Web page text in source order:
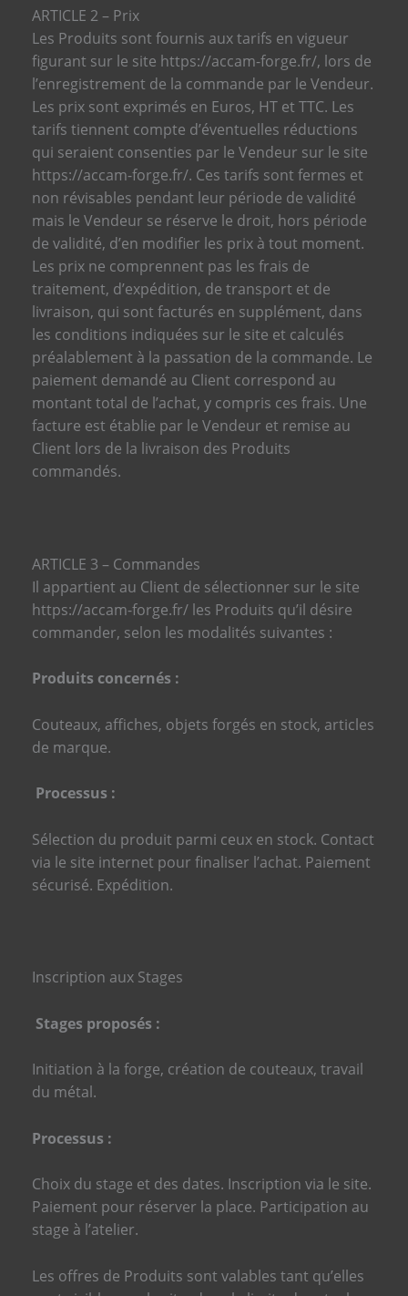
ARTICLE 2 – Prix
Les Produits sont fournis aux tarifs en vigueur
figurant sur le site https://accam-forge.fr/, lors de
l’enregistrement de la commande par le Vendeur.
Les prix sont exprimés en Euros, HT et TTC. Les
tarifs tiennent compte d’éventuelles réductions
qui seraient consenties par le Vendeur sur le site
https://accam-forge.fr/. Ces tarifs sont fermes et
non révisables pendant leur période de validité
mais le Vendeur se réserve le droit, hors période
de validité, d’en modifier les prix à tout moment.
Les prix ne comprennent pas les frais de
traitement, d’expédition, de transport et de
livraison, qui sont facturés en supplément, dans
les conditions indiquées sur le site et calculés
préalablement à la passation de la commande. Le
paiement demandé au Client correspond au
montant total de l’achat, y compris ces frais. Une
facture est établie par le Vendeur et remise au
Client lors de la livraison des Produits
commandés.
ARTICLE 3 – Commandes
Il appartient au Client de sélectionner sur le site
https://accam-forge.fr/ les Produits qu’il désire
commander, selon les modalités suivantes :
Produits concernés :
Couteaux, affiches, objets forgés en stock, articles
de marque.
Processus :
Sélection du produit parmi ceux en stock. Contact
via le site internet pour finaliser l’achat. Paiement
sécurisé. Expédition.
Inscription aux Stages
Stages proposés :
Initiation à la forge, création de couteaux, travail
du métal.
Processus :
Choix du stage et des dates. Inscription via le site.
Paiement pour réserver la place. Participation au
stage à l’atelier.
Les offres de Produits sont valables tant qu’elles